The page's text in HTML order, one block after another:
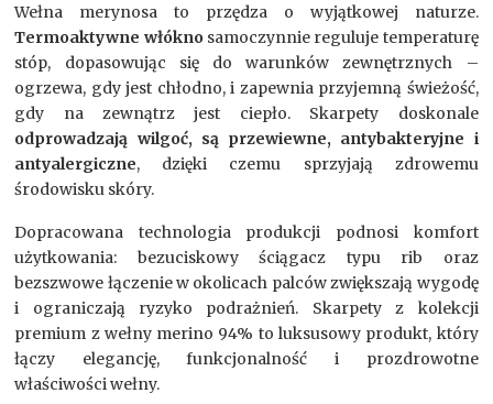
Wełna merynosa to przędza o wyjątkowej naturze.
Termoaktywne włóknosamoczynnie reguluje temperaturę
stóp, dopasowując się do warunków zewnętrznych –
ogrzewa, gdy jest chłodno, i zapewnia przyjemną świeżość,
gdy na zewnątrz jest ciepło. Skarpety doskonale
odprowadzają wilgoć, są przewiewne, antybakteryjne i
antyalergiczne, dzięki czemu sprzyjają zdrowemu
środowisku skóry.
Dopracowana technologia produkcji podnosi komfort
użytkowania: bezuciskowy ściągacz typu rib oraz
bezszwowe łączenie w okolicach palców zwiększają wygodę
i ograniczają ryzyko podrażnień. Skarpety z kolekcji
premium z wełny merino 94% to luksusowy produkt, który
łączy elegancję, funkcjonalność i prozdrowotne
właściwości wełny.